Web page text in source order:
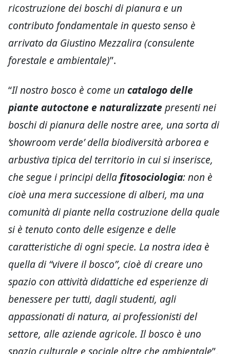
ricostruzione dei boschi di pianura e un
contributo fondamentale in questo senso è
arrivato da Giustino Mezzalira (consulente
forestale e ambientale)”.
“Il nostro bosco è come un catalogo delle
piante autoctone e naturalizzatepresenti nei
boschi di pianura delle nostre aree, una sorta di
‘showroom verde’ della biodiversità arborea e
arbustiva tipica del territorio in cui si inserisce,
che segue i principi della fitosociologia: non è
cioè una mera successione di alberi, ma una
comunità di piante nella costruzione della quale
si è tenuto conto delle esigenze e delle
caratteristiche di ogni specie. La nostra idea è
quella di “vivere il bosco”, cioè di creare uno
spazio con attività didattiche ed esperienze di
benessere per tutti, dagli studenti, agli
appassionati di natura, ai professionisti del
settore, alle aziende agricole. Il bosco è uno
spazio culturale e sociale oltre che ambientale”,